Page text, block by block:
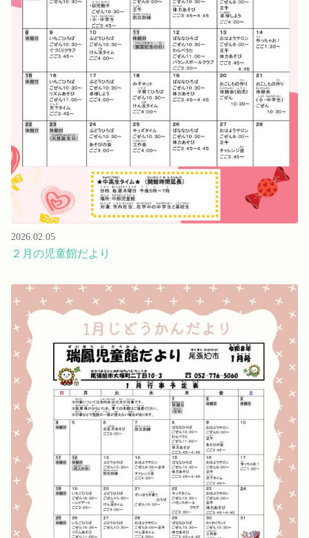
2026.02.05
２月の児童館だより